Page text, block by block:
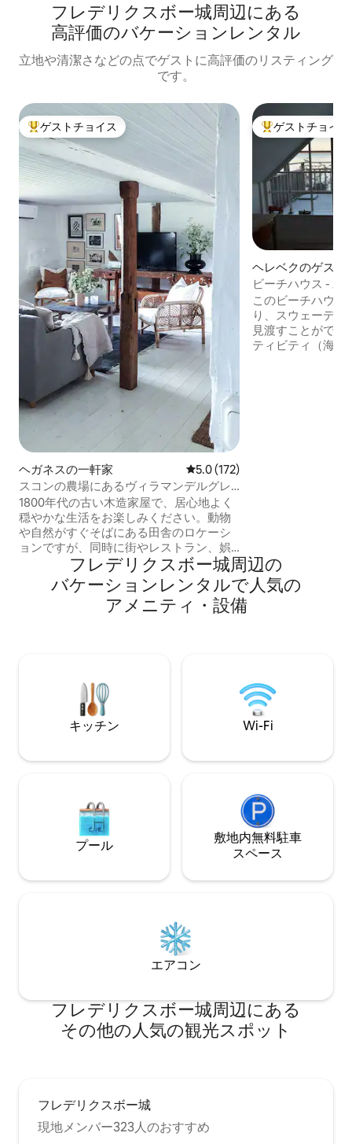
フレデリクスボー城⁠周⁠辺⁠に⁠あ⁠る
高⁠評⁠価⁠のバ⁠ケ⁠ー⁠シ⁠ョ⁠ン⁠レ⁠ン⁠タ⁠ル
立地や清潔さなどの点でゲストに高評価のリスティング
です。
大好評のゲストチョイスです。
ゲストチョイス
ヘガネスの一軒家 レビュー172件、5つ星中5.0つ
5.0 (172)
スコンの農場にあるヴィラマンデルグレ
ンに滞在
1800年代の古い木造家屋で、居心地よく
穏やかな生活をお楽しみください。動物
や自然がすぐそばにある田舎のロケーシ
ョンですが、同時に街やレストラン、娯
楽、ショッピング、ビーチ/スイミングに
も近いです。 ここでは、約120平方メート
ルの2つの寝室、キッチン、ソファ、テレ
ビ、ダイニングエリアを備えた広いリビ
地のすぐ隣に、バーベキューができる
木々に囲まれたプライベートなテラスが
あります。車はすぐ外に駐車できます。
大好評のゲスト
ゲストチョイス
ヘレベクのゲスト
ビーチハウス - 水
このビーチハウス
り、スウェーデ
見渡すことができ
ティビティ（海、
フレデリクスボー城⁠周⁠辺⁠の
バ⁠ケ⁠ー⁠シ⁠ョ⁠ン⁠レ⁠ン⁠タ⁠ル⁠で人⁠気⁠の
ア⁠メ⁠ニ⁠テ⁠ィ⁠・⁠設⁠備
キッチン Wi-Fi
プール
敷地内無料駐⁠車
ス⁠ペ⁠ー⁠ス
エアコン
フレデリクスボー城⁠周⁠辺⁠に⁠あ⁠る
そ⁠の⁠他⁠の人⁠気⁠の観⁠光⁠ス⁠ポ⁠ッ⁠ト
フレデリクスボー城
現地メンバー323人のおすすめ